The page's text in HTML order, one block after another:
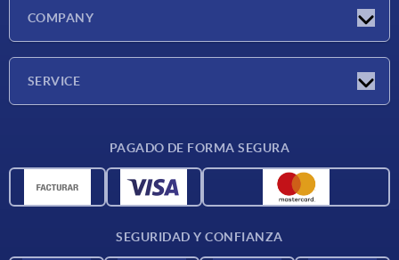
COMPANY
SERVICE
Materiales
PAGADO DE FORMA SEGURA
SEGURIDAD Y CONFIANZA